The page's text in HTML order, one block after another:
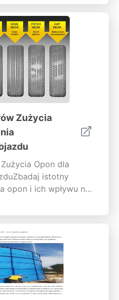
Zużycia
Opon dla
istotny
opon i ich wpływu na
pojazdu. Ten
się w różne
zużycie w centrum,
i wklesłość,
i skutki. Dowiedz
opon, właściwe
konserwacyjne takie